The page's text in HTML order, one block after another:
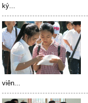
ký...
viên...